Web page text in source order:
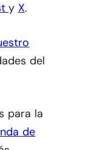
y X.
del
para la
de